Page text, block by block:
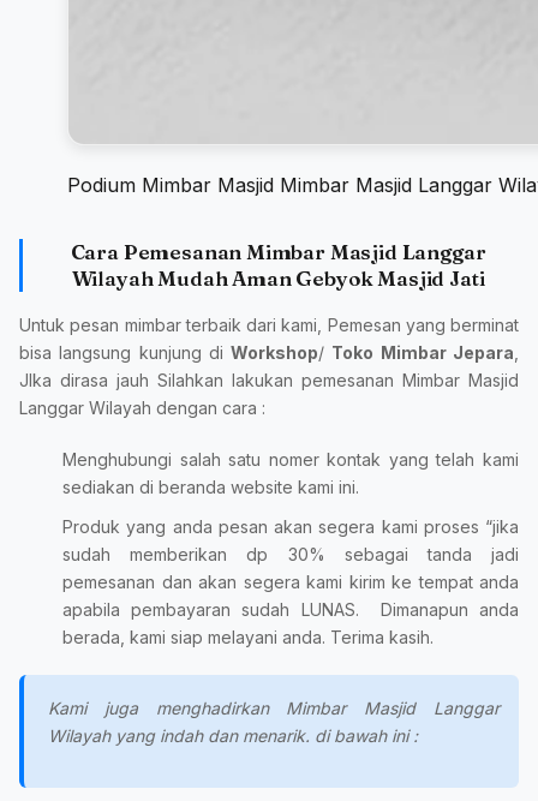
Podium Mimbar Masjid Mimbar Masjid Langgar
Cara Pemesanan Mimbar Masjid Langgar
Wilayah Mudah Aman Gebyok Masjid Jati
Untuk pesan mimbar terbaik dari kami, Pemesan yang berminat
bisa langsung kunjung diWorkshop/ Toko Mimbar Jepara
JIka dirasa jauh Silahkan lakukan pemesanan Mimbar Masjid
Langgar Wilayah dengan cara :
Menghubungi salah satu nomer kontak yang telah kami
sediakan di beranda website kami ini.
Produk yang anda pesan akan segera kami proses “jika
sudah memberikan dp 30% sebagai tanda jadi
pemesanan dan akan segera kami kirim ke tempat anda
apabila pembayaran sudah LUNAS. Dimanapun anda
berada, kami siap melayani anda. Terima kasih.
Kami juga menghadirkan Mimbar Masjid Langgar
Wilayah yang indah dan menarik. di bawah ini :